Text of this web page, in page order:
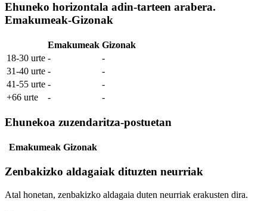
Ehuneko horizontala adin-tarteen arabera.
Emakumeak-Gizonak
Emakumeak Gizonak
18-30 urte -
-
31-40 urte -
-
41-55 urte -
-
+66 urte
- -
Ehunekoa zuzendaritza-postuetan
Emakumeak Gizonak
Zenbakizko aldagaiak dituzten neurriak
Atal honetan, zenbakizko aldagaia duten neurriak erakusten dira.